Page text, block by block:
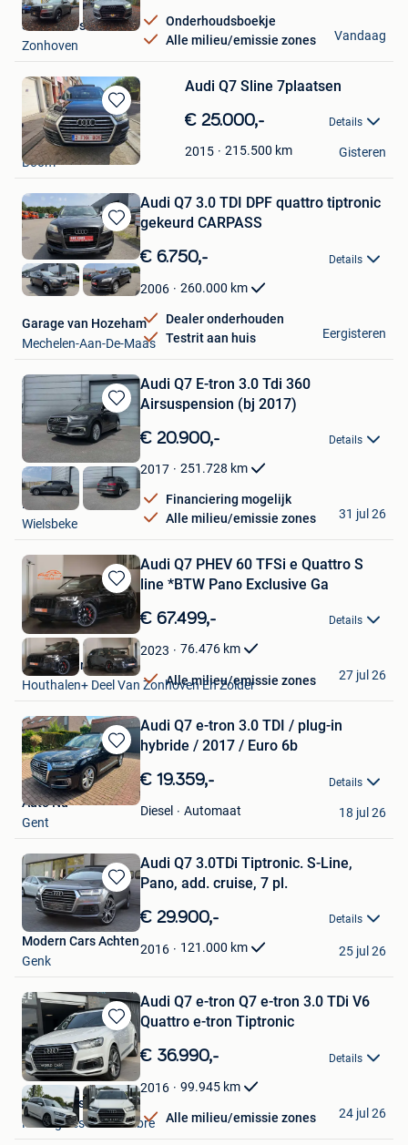
Onderhoudsboekje
Alle milieu/emissie zones
Savas Cars
Zonhoven
Vandaag
Bewaren
in
Mijn
Favorieten
Audi Q7 Sline 7plaatsen
€ 25.000,- Details
2015 215.500 km
fabian
Boom
Gisteren
Bewaren
in
Mijn
Favorieten
Audi Q7 3.0 TDI DPF quattro tiptronic
gekeurd CARPASS
€ 6.750,- Details
2006 260.000 km
Dealer onderhouden
Testrit aan huis
Garage van Hozeham
Mechelen-Aan-De-Maas
Eergisteren
Bewaren
in
Mijn
Favorieten
Audi Q7 E-tron 3.0 Tdi 360
Airsuspension (bj 2017)
€ 20.900,- Details
2017 251.728 km
Financiering mogelijk
Alle milieu/emissie zones
DCT
Wielsbeke
31 jul 26
Bewaren
in
Mijn
Favorieten
Audi Q7 PHEV 60 TFSi e Quattro S
line *BTW Pano Exclusive Ga
€ 67.499,- Details
2023 76.476 km
Alle milieu/emissie zones
Kubika Cars
Houthalen+ Deel Van Zonhoven En Zolder
27 jul 26
Bewaren
in
Mijn
Favorieten
Audi Q7 e-tron 3.0 TDI / plug-in
hybride / 2017 / Euro 6b
€ 19.359,- Details
Diesel Automaat
Auto Nu
Gent
18 jul 26
Bewaren
in
Mijn
Favorieten
Audi Q7 3.0TDi Tiptronic. S-Line,
Pano, add. cruise, 7 pl.
€ 29.900,- Details
2016 121.000 km
Modern Cars Achten
Genk
25 jul 26
Bewaren
in
Mijn
Favorieten
Audi Q7 e-tron Q7 e-tron 3.0 TDi V6
Quattro e-tron Tiptronic
€ 36.990,- Details
2016 99.945 km
Alle milieu/emissie zones
World Cars SRL
Montignies-Sur-Sambre
24 jul 26